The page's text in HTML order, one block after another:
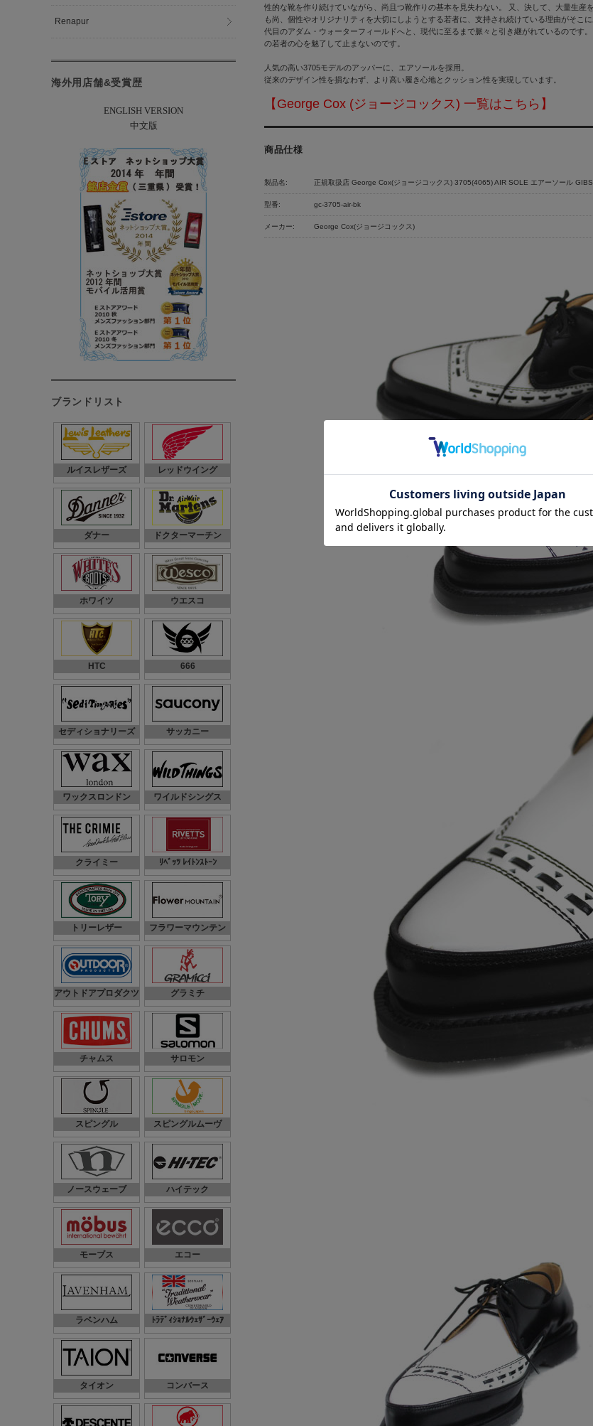
性的な靴を作り続けていながら、尚且つ靴作りの基本を見失わない。 又、決して、大量生
も尚、個性やオリジナリティを大切にしようとする若者に、支持され続けている理由がそこ
代目のアダム・ウォーターフィールドへと、現代に至るまで脈々と引き継がれているのです
の若者の心を魅了して止まないのです。
人気の高い3705モデルのアッパーに、エアソールを採用。
従来のデザイン性を損なわず、より高い履き心地とクッション性を実現しています。
【George Cox (ジョージコックス) 一覧はこちら】
商品仕様
製品名: 正規取扱店 George Cox(ジョージコックス) 3705(4065) AIR SOLE エアーソール
型番: gc-3705-air-bk
メーカー: George Cox(ジョージコックス)
Renapur
海外用店舗&受賞歴
ENGLISH VERSION
中文版
ブランドリスト
ルイスレザーズ レッドウイング
ダナー ドクターマーチン
ホワイツ ウエスコ
HTC 666
セディショナリーズ サッカニー
ワックスロンドン ワイルドシングス
クライミー ﾘﾍﾞｯﾂ ﾚｲﾄﾝｽﾄｰﾝ
トリーレザー フラワーマウンテン
アウトドアプロダクツ グラミチ
チャムス サロモン
スピングル スピングルムーヴ
ノースウェーブ ハイテック
モーブス エコー
ラベンハム ﾄﾗﾃﾞｨｼｮﾅﾙｳｪｻﾞｰｳｪｱ
タイオン コンバース